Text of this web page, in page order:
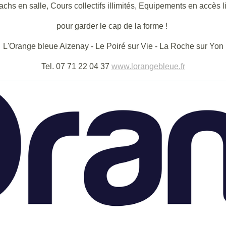
en salle, Cours collectifs illimités, Equipements en accès
pour garder le cap de la forme !
L'Orange bleue Aizenay - Le Poiré sur Vie - La Roche sur Yon
Tel. 07 71 22 04 37 www.lorangebleue.fr